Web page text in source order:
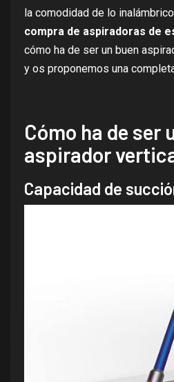
la comodidad de lo
compra de aspiradoras de
cómo ha de ser un buen
y os proponemos una
Cómo ha de ser
aspirador
Capacidad de